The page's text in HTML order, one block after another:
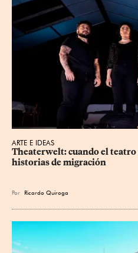
ARTE E IDEAS
Theaterwelt: cuando el
historias de migración
Por Ricardo Quiroga